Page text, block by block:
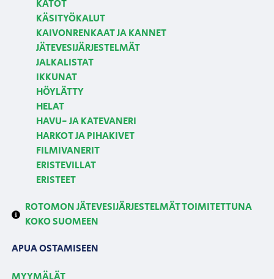
KATOT
KÄSITYÖKALUT
KAIVONRENKAAT JA KANNET
JÄTEVESIJÄRJESTELMÄT
JALKALISTAT
IKKUNAT
HÖYLÄTTY
HELAT
HAVU- JA KATEVANERI
HARKOT JA PIHAKIVET
FILMIVANERIT
ERISTEVILLAT
ERISTEET
ROTOMON JÄTEVESIJÄRJESTELMÄT TOIMITETTUNA
KOKO SUOMEEN
APUA OSTAMISEEN